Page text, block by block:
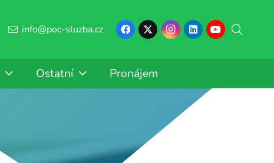
info@poc-sluzba.cz
Ostatní Pronájem